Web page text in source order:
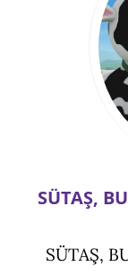
SÜTAŞ,
SÜTAŞ,